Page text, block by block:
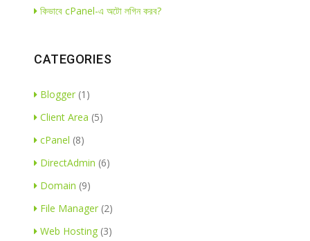
কিভাবে cPanel-এ অটো লগিন করব?
CATEGORIES
Blogger (1)
Client Area (5)
cPanel (8)
DirectAdmin (6)
Domain (9)
File Manager (2)
Web Hosting (3)